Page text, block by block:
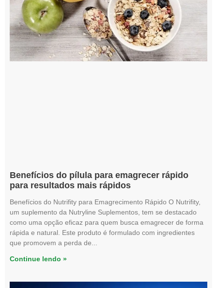
Benefícios do pílula para emagrecer rápido
para resultados mais rápidos
Benefícios do Nutrifity para Emagrecimento Rápido O Nutrifity,
um suplemento da Nutryline Suplementos, tem se destacado
como uma opção eficaz para quem busca emagrecer de forma
rápida e natural. Este produto é formulado com ingredientes
que promovem a perda de
Continue lendo »